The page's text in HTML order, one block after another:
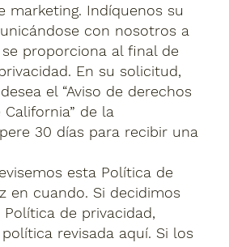
marketing. Indíquenos su
con nosotros a
proporciona al final de
En su solicitud,
el “Aviso de derechos
de la
30 días para recibir una
esta Política de
en cuando. Si decidimos
de privacidad,
revisada aquí. Si los